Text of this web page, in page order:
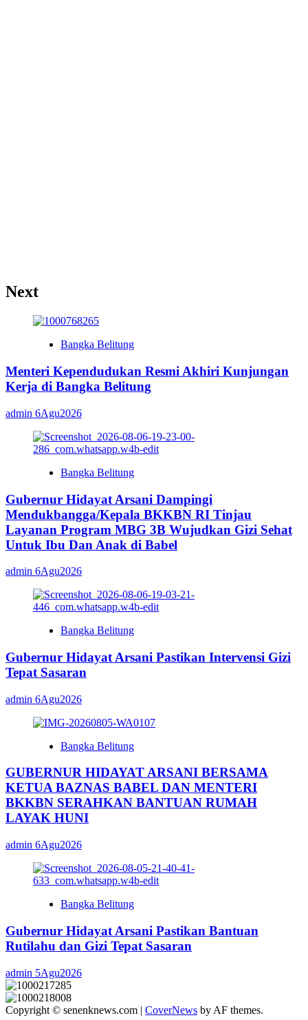
Next
Bangka Belitung
Menteri Kependudukan Resmi Akhiri Kunjungan
Kerja di Bangka Belitung
admin 6Agu2026
Bangka Belitung
Gubernur Hidayat Arsani Dampingi
Mendukbangga/Kepala BKKBN RI Tinjau
Layanan Program MBG 3B Wujudkan Gizi Sehat
Untuk Ibu Dan Anak di Babel
admin 6Agu2026
Bangka Belitung
Gubernur Hidayat Arsani Pastikan Intervensi Gizi
Tepat Sasaran
admin 6Agu2026
Bangka Belitung
GUBERNUR HIDAYAT ARSANI BERSAMA
KETUA BAZNAS BABEL DAN MENTERI
BKKBN SERAHKAN BANTUAN RUMAH
LAYAK HUNI
admin 6Agu2026
Bangka Belitung
Gubernur Hidayat Arsani Pastikan Bantuan
Rutilahu dan Gizi Tepat Sasaran
admin 5Agu2026
Copyright © senenknews.com | CoverNews by AF themes.